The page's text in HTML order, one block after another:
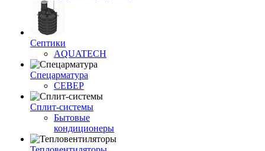
Септики
AQUATECH
Спецарматура
СЕВЕР
Сплит-системы
Бытовые
кондиционеры